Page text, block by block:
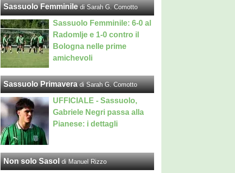
Sassuolo Femminile di Sarah G. Comotto
Sassuolo Femminile: 6-0 al
Radomlje e 1-0 contro il
Bologna nelle prime
amichevoli
Sassuolo Primavera di Sarah G. Comotto
UFFICIALE - Sassuolo,
Gabriele Negri passa alla
Pianese: i dettagli
Non solo Sasol di Manuel Rizzo